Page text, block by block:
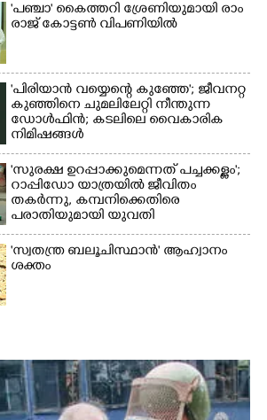
'​പ​ഞ്ചാ​'​ ​കൈ​ത്ത​റി​ ​ശ്രേ​ണി​യു​മാ​യി​ ​രാം​
രാ​ജ് ​കോ​ട്ടൺ വിപണിയിൽ
'പിരിയാൻ വയ്യെന്റെ കുഞ്ഞേ'; ജീവനറ്റ
കുഞ്ഞിനെ ചുമലിലേറ്റി നീന്തുന്ന
ഡോൾഫിൻ; കടലിലെ വൈകാരിക
നിമിഷങ്ങൾ
'സുരക്ഷ ഉറപ്പാക്കുമെന്നത് പച്ചക്കള്ളം';
റാപ്പിഡോ യാത്രയിൽ ജീവിതം
തകർന്നു, കമ്പനിക്കെതിരെ
പരാതിയുമായി യുവതി
'സ്വതന്ത്ര ബലൂചിസ്ഥാൻ' ആഹ്വാനം
ശക്തം